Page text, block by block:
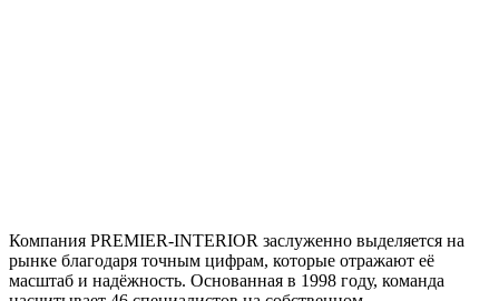
Компания PREMIER‑INTERIOR заслуженно выделяется на
рынке благодаря точным цифрам, которые отражают её
масштаб и надёжность. Основанная в 1998 году, команда